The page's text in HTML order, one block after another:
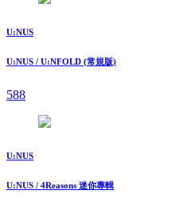
U:NUS
U:NUS / U:NFOLD (常規版)
588
U:NUS
U:NUS / 4Reasons 迷你專輯